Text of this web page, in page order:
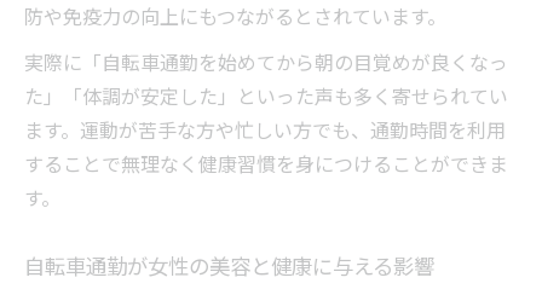
防や免疫力の向上にもつながるとされています。
実際に「自転車通勤を始めてから朝の目覚めが良くなっ
た」「体調が安定した」といった声も多く寄せられてい
ます。運動が苦手な方や忙しい方でも、通勤時間を利用
することで無理なく健康習慣を身につけることができま
す。
自転車通勤が女性の美容と健康に与える影響